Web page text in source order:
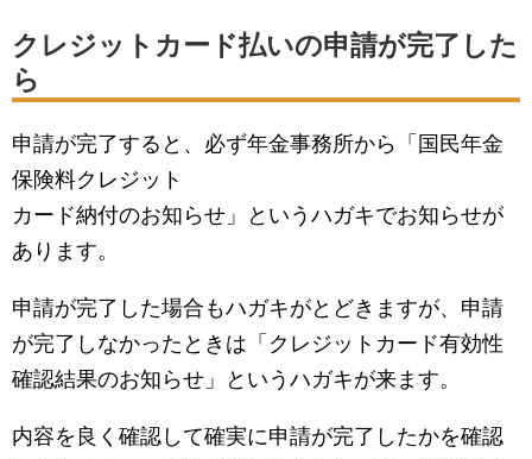
クレジットカード払いの申請が完了した
ら
申請が完了すると、必ず年金事務所から「国民年金
保険料クレジット
カード納付のお知らせ」というハガキでお知らせが
あります。
申請が完了した場合もハガキがとどきますが、申請
が完了しなかったときは「クレジットカード有効性
確認結果のお知らせ」というハガキが来ます。
内容を良く確認して確実に申請が完了したかを確認